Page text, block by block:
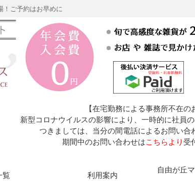
！ご予約はお早めに
【在宅勤務による事務所不在の
新型コロナウイルスの影響により、一時的に社員
つきましては、当分の間電話によるお問い合
期間中のお問い合わせはこちらより 受
覧 利用案内
自由が丘